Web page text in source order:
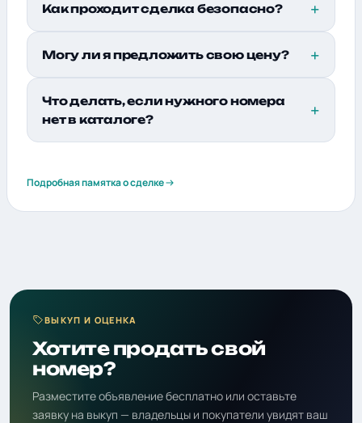
Как проходит сделка безопасно?
Могу ли я предложить свою цену?
Что делать, если нужного номера
нет в каталоге?
Подробная памятка о сделке
ВЫКУП И ОЦЕНКА
Хотите продать свой
номер?
Разместите объявление бесплатно или оставьте
заявку на выкуп — владельцы и покупатели увидят ваш